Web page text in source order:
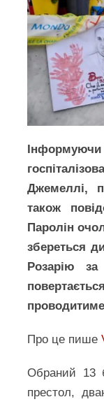
Джемеллі,
також
Паролін
збереться
Розарію за
Про це пише
Обраний 13
престол,